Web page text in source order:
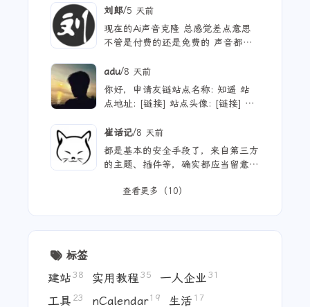
现在有好多地方可以薅免费额度的A
PI 还有DeepSeek的低价API 太爽啦
刘郎/5 天前
现在的Ai声音克隆 总感觉差点意思
不管是付费的还是免费的 声音都不
着也舒服些 但就是贵
adu/8 天前
你好，申请友链站点名称: 知遥 站
点地址: [链接] 站点头像: [链接] 站
慕山河。
崔话记/8 天前
都是基本的安全手段了，来自第三方
的主题、插件等，确实都应当留意，
查看更多（10）
标签
建站 38 实用教程 35 一人企业 31
工具 23 nCalendar 19 生活 17